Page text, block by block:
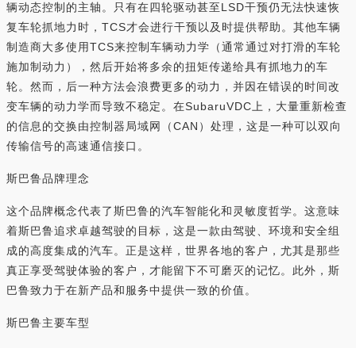
辆动态控制的主轴。只有在四轮驱动甚至LSD干预仍无法快速恢
复车轮抓地力时，TCS才会进行干预以及时提供帮助。其他车辆
制造商大多使用TCS来控制车辆动力学（通常通过对打滑的车轮
施加制动力），然后开始将多余的扭矩传递给具有抓地力的车
轮。然而，后一种方法会浪费更多的动力，并因在错误的时间改
变车辆的动力学而导致不稳定。在SubaruVDC上，大量重新检查
的信息的交换由控制器局域网（CAN）处理，这是一种可以双向
传输信号的高速通信接口。
斯巴鲁品牌理念
这个品牌概念代表了斯巴鲁的汽车智能化和灵敏度哲学。这意味
着斯巴鲁追求卓越驾驶的目标，这是一款由驾驶、环境和安全组
成的高度集成的汽车。正是这样，世界各地的客户，尤其是那些
真正享受驾驶体验的客户，才能留下不可磨灭的记忆。此外，斯
巴鲁致力于在新产品和服务中提供一致的价值。
斯巴鲁主要车型